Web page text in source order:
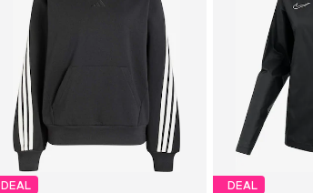
DEAL DEAL